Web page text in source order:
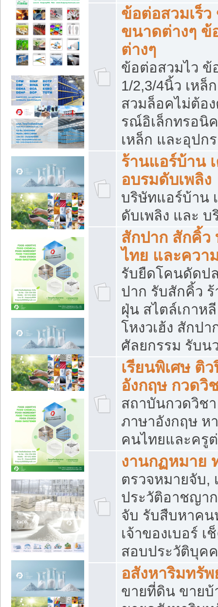
ข้อต่อสวมเร็
ขนาดต่างๆ ข้
ต่างๆ
ข้อต่อสวมไว ข้
1/2,3/4นิ้ว เหล็
สวมล็อคไม่ต้อ
รณ์อิเล็กทรอนิ
เหล็ก และอุปก
ร้านแอร์บ้าน
อบรมดับเพลิง
บริษัทแอร์บ้าน
ดับเพลิง และ
สักปาก สักคิ้
ไทย และควา
รับยืดโคนดัดป
ปาก รับสักคิ้ว
ฝุ่น สไตล์เกาห
โหงวเฮ้ง สักป
ศัลยกรรม รับน
เรียนพิเศษ ติ
อังกฤษ กวดวิ
สถาบันกวดวิช
ภาษาอังกฤษ ห
คนไทยและครู
งานกฏหมาย
ตรวจหมายจับ,
ประวัติอาชญา
จับ รับสืบหาคน
เจ้าของเบอร์
สอบประวัติบุค
อสังหาริมทรัพ
ขายที่ดิน ขายบ้